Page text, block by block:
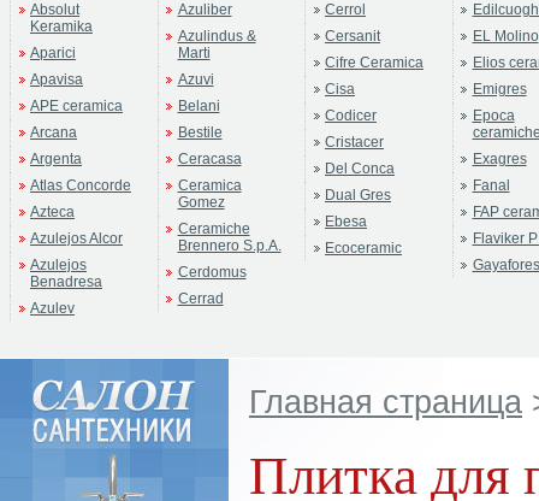
Absolut
Keramika
Aparici
Apavisa
APE ceramica
Arcana
Argenta
Atlas Concorde
Azteca
Azulejos Alcor
Azulejos
Benadresa
Azulev
Azuliber
Azulindus &
Marti
Azuvi
Belani
Bestile
Ceracasa
Ceramica
Gomez
Ceramiche
Brennero S.p.A.
Cerdomus
Cerrad
Cerrol
Cersanit
Cifre Ceramica
Cisa
Codicer
Cristacer
Del Conca
Dual Gres
Ebesa
Ecoceramic
EL Molino
Elios
Emigres
Epoca
Exagres
Fanal
FAP
Flaviker
Gayafores
Главная страница
Плитка для